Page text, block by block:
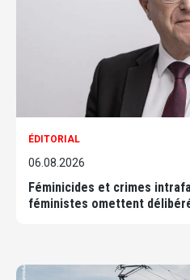
ÉDITORIAL
06.08.2026
Féminicides et crimes
féministes omettent